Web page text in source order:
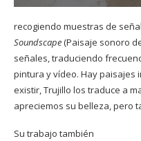
recogiendo muestras de
Soundscape(Paisaje sonoro
señales, traduciendo
pintura y vídeo. Hay paisajes
existir, Trujillo los traduce a
apreciemos su belleza, pero
Su trabajo también